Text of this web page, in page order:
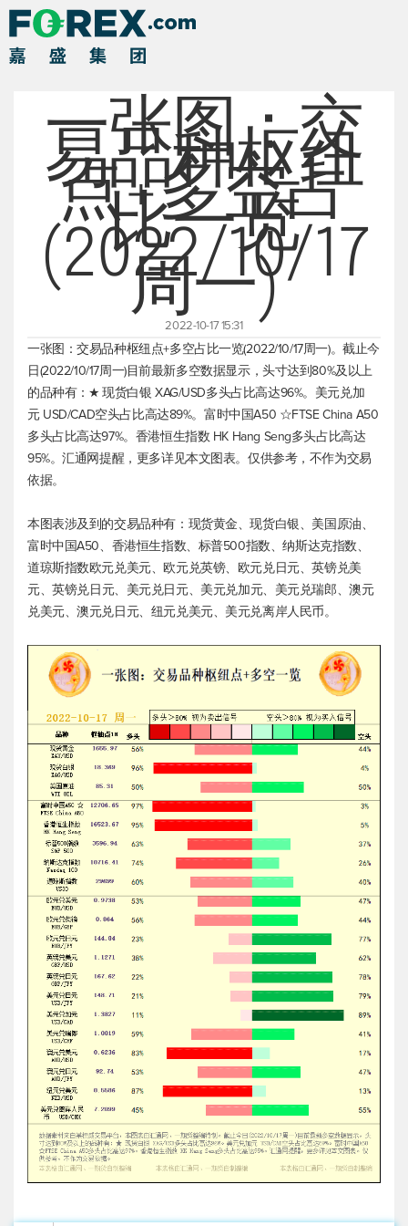
一张图：交
易品种枢纽
点+多空占
比一览
(2022/10/17
周一)
2022-10-17 15:31
一张图：交易品种枢纽点+多空占比一览(2022/10/17周一)。截止今
日(2022/10/17周一)目前最新多空数据显示，头寸达到80%及以上
的品种有：★现货白银 XAG/USD多头占比高达96%。 美元兑加
元USD/CAD空头占比高达89%。富时中国A50 ☆FTSE China A50
多头占比高达97%。香港恒生指数 HK Hang Seng多头占比高达
95%。汇通网提醒，更多详见本文图表。仅供参考，不作为交易
依据。
本图表涉及到的交易品种有： 现货黄金、现货白银、美国原油、
富时中国A50、香港恒生指数、 标普500指数、纳斯达克指数、
道琼斯指数欧元兑美元、欧元兑英镑、欧元兑日元、英镑兑美
元、英镑兑日元、 美元兑日元、 美元兑加元、 美元兑瑞郎、澳元
兑美元、澳元兑日元、 纽元兑美元、 美元兑离岸人民币。